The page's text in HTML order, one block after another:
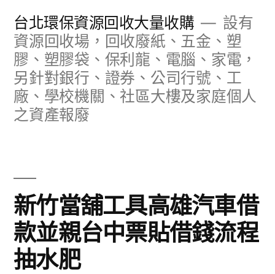
台北環保資源回收大量收購
設有
資源回收場，回收廢紙、五金、塑
膠、塑膠袋、保利龍、電腦、家電，
另針對銀行、證券、公司行號、工
廠、學校機關、社區大樓及家庭個人
之資產報廢
新竹當舖工具高雄汽車借
款並親台中票貼借錢流程
抽水肥